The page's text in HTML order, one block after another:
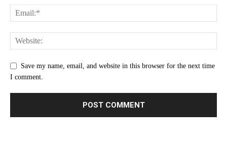
Save my name, email, and website in this browser for the next time
I comment.